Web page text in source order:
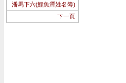
潘馬下六(鯉魚潭姓名簿)
下一頁